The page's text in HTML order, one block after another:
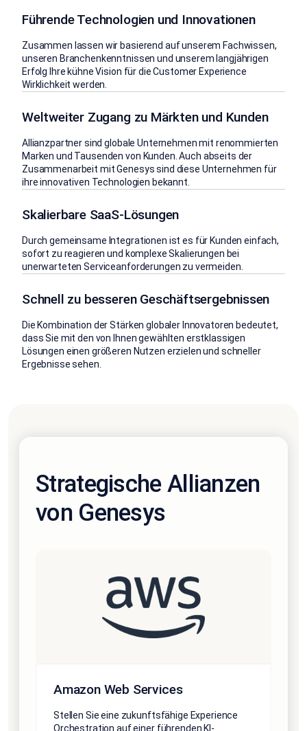
Führende Technologien und Innovationen
Zusammen lassen wir basierend auf unserem Fachwissen,
unseren Branchenkenntnissen und unserem langjährigen
Erfolg Ihre kühne Vision für die Customer Experience
Wirklichkeit werden.
Weltweiter Zugang zu Märkten und Kunden
Allianzpartner sind globale Unternehmen mit renommierten
Marken und Tausenden von Kunden. Auch abseits der
Zusammenarbeit mit Genesys sind diese Unternehmen für
ihre innovativen Technologien bekannt.
Skalierbare SaaS-Lösungen
Durch gemeinsame Integrationen ist es für Kunden einfach,
sofort zu reagieren und komplexe Skalierungen bei
unerwarteten Serviceanforderungen zu vermeiden.
Schnell zu besseren Geschäftsergebnissen
Die Kombination der Stärken globaler Innovatoren bedeutet,
dass Sie mit den von Ihnen gewählten erstklassigen
Lösungen einen größeren Nutzen erzielen und schneller
Ergebnisse sehen.
Strategische Allianzen
von Genesys
Amazon Web Services
Stellen Sie eine zukunftsfähige Experience
Orchestration auf einer führenden KI-